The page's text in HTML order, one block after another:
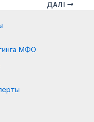
ДАЛІ
МФО